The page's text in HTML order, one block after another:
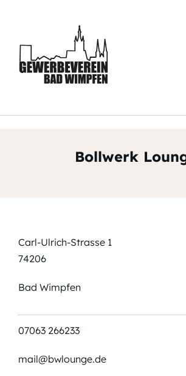
Kontakt
Bollwerk
Carl-Ulrich-Strasse 1
74206
Bad Wimpfen
07063 266233
mail@bwlounge.de